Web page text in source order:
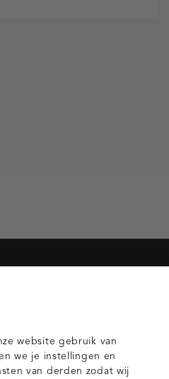
website gebruik van
we je instellingen en
van derden zodat wij